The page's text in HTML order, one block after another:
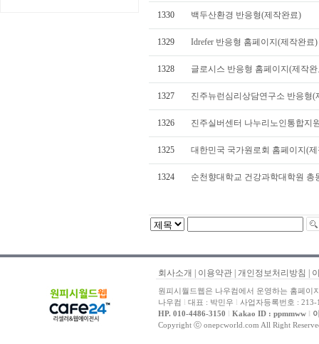
1330 백두산환경 반응형(제작완료)
1329 Idrefer 반응형 홈페이지(제작완료)
1328 글로시스 반응형 홈페이지(제작
1327 진주뉴런심리상담연구소 반응형(
1326 진주실버센터 나누리노인통합지
1325 대한민국 국가원로회 홈페이지(
1324 순천향대학교 건강과학대학원 총
회사소개 이용약관 개인정보처리방침
원피시월드웹은 나우컴에서 운영하는 홈페이
나우컴 l 대표 : 박민우 l 사업자등록번호 :
HP. 010-4486-3150 l Kakao ID : ppmmww l
Copyright ⓒ onepcworld.com All Right